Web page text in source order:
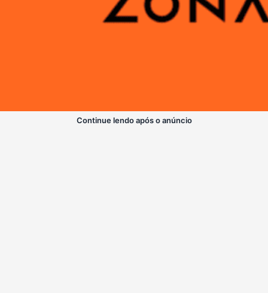
Continue lendo após o anúncio